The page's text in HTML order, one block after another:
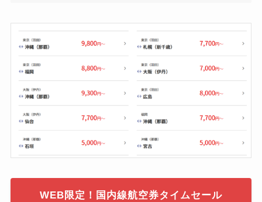
WEB限定！国内線航空券タイムセール